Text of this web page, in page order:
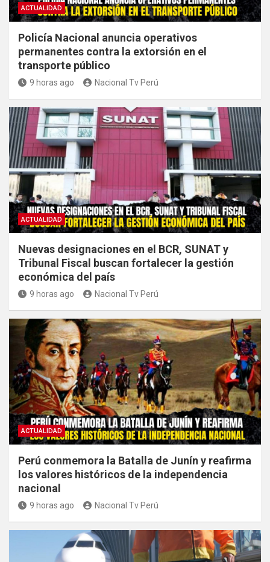
ACTUALIDAD
Policía Nacional anuncia operativos
permanentes contra la extorsión en el
transporte público
9 horas ago Nacional Tv Perú
ACTUALIDAD
Nuevas designaciones en el BCR, SUNAT y
Tribunal Fiscal buscan fortalecer la gestión
económica del país
9 horas ago Nacional Tv Perú
ACTUALIDAD
Perú conmemora la Batalla de Junín y reafirma
los valores históricos de la independencia
nacional
9 horas ago Nacional Tv Perú